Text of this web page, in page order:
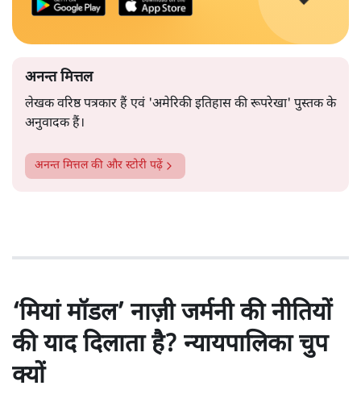
अनन्त मित्तल
लेखक वरिष्ठ पत्रकार हैं एवं 'अमेरिकी इतिहास की रूपरेखा' पुस्तक के
अनुवादक हैं।
अनन्त मित्तलकी और स्टोरी पढ़ें
‘मियां मॉडल’ नाज़ी जर्मनी की नीतियों
की याद दिलाता है? न्यायपालिका चुप
क्यों